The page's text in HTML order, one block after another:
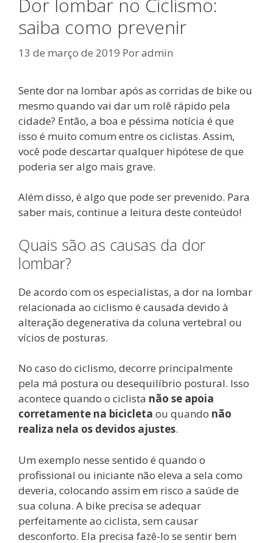
Dor lombar no Ciclismo:
saiba como prevenir
13 de março de 2019 Poradmin
Sente dor na lombar após as corridas de bike ou
mesmo quando vai dar um rolê rápido pela
cidade? Então, a boa e péssima notícia é que
isso é muito comum entre os ciclistas. Assim,
você pode descartar qualquer hipótese de que
poderia ser algo mais grave.
Além disso, é algo que pode ser prevenido. Para
saber mais, continue a leitura deste conteúdo!
Quais são as causas da dor
lombar?
De acordo com os especialistas, a dor na lombar
relacionada ao ciclismo é causada devido à
alteração degenerativa da coluna vertebral ou
vícios de posturas.
No caso do ciclismo, decorre principalmente
pela má postura ou desequilíbrio postural. Isso
acontece quando o ciclista não se apoia
corretamente na bicicleta ou quando não
realiza nela os devidos ajustes.
Um exemplo nesse sentido é quando o
profissional ou iniciante não eleva a sela como
deveria, colocando assim em risco a saúde de
sua coluna. A bike precisa se adequar
perfeitamente ao ciclista, sem causar
desconforto. Ela precisa fazê-lo se sentir bem